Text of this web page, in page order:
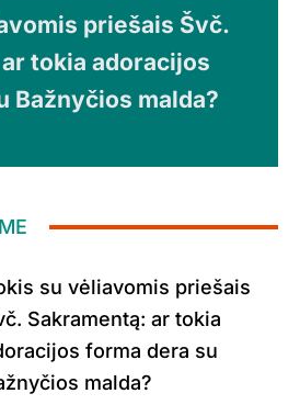
priešais Švč.
tokia adoracijos
Bažnyčios malda?
su vėliavomis priešais
Sakramentą: ar tokia
forma dera su
malda?